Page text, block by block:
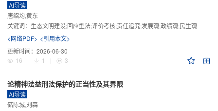
AI导读
唐绍均,黄东
关键词： 生态文明建设;回应型法;评价考核;责任追究;发展观;政绩观;民生观
<网络PDF> <引用本文>
更新时间： 2026-06-30
16
| 1 | 3
论精神法益刑法保护的正当性及其界限
AI导读
储陈城,刘森